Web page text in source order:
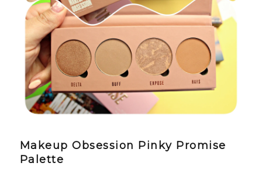
Makeup Obsession Pinky Promise
Palette